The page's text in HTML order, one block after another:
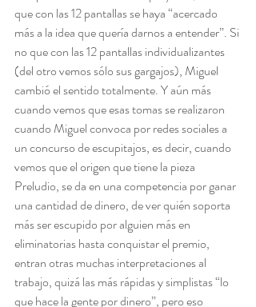
que con las 12 pantallas se haya “acercado
más a la idea que quería darnos a entender”. Si
no que con las 12 pantallas individualizantes
(del otro vemos sólo sus gargajos), Miguel
cambió el sentido totalmente. Y aún más
cuando vemos que esas tomas se realizaron
cuando Miguel convoca por redes sociales a
un concurso de escupitajos, es decir, cuando
vemos que el origen que tiene la pieza
Preludio, se da en una competencia por ganar
una cantidad de dinero, de ver quién soporta
más ser escupido por alguien más en
eliminatorias hasta conquistar el premio,
entran otras muchas interpretaciones al
trabajo, quizá las más rápidas y simplistas “lo
que hace la gente por dinero”, pero eso